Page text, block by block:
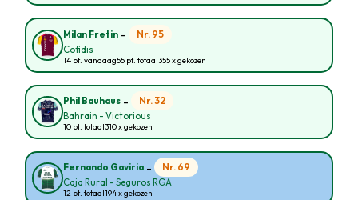
Milan Fretin - Nr. 95
Cofidis
14 pt. vandaag55 pt. totaal355 x gekozen
Phil Bauhaus - Nr. 32
Bahrain - Victorious
10 pt. totaal310 x gekozen
Fernando Gaviria - Nr. 69
Caja Rural - Seguros RGA
12 pt. totaal194 x gekozen